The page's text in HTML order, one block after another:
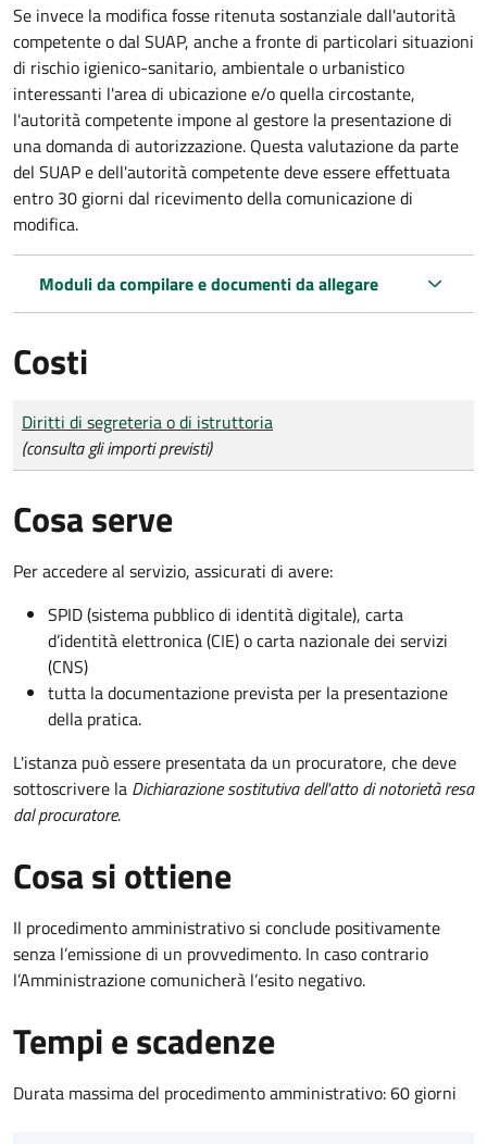
Se invece la modifica fosse ritenuta sostanziale dall'autorità
competente o dal SUAP, anche a fronte di particolari situazioni
di rischio igienico-sanitario, ambientale o urbanistico
interessanti l'area di ubicazione e/o quella circostante,
l'autorità competente impone al gestore la presentazione di
una domanda di autorizzazione. Questa valutazione da parte
del SUAP e dell'autorità competente deve essere effettuata
entro 30 giorni dal ricevimento della comunicazione di
modifica.
Moduli da compilare e documenti da allegare
Costi
Tipo di pagamento
Importo
Diritti di segreteria o di istruttoria
(consulta gli importi previsti)
Cosa serve
Per accedere al servizio, assicurati di avere:
SPID (sistema pubblico di identità digitale), carta
d’identità elettronica (CIE) o carta nazionale dei servizi
(CNS)
tutta la documentazione prevista per la presentazione
della pratica.
L'istanza può essere presentata da un procuratore, che deve
sottoscrivere la Dichiarazione sostitutiva dell'atto di notorietà resa
dal procuratore.
Cosa si ottiene
Il procedimento amministrativo si conclude positivamente
senza l’emissione di un provvedimento. In caso contrario
l’Amministrazione comunicherà l’esito negativo.
Tempi e scadenze
Durata massima del procedimento amministrativo: 60 giorni